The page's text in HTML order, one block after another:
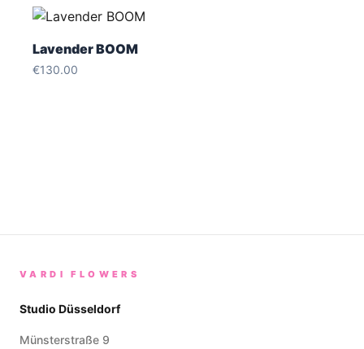
Lavender BOOM
€130.00
VARDI FLOWERS
Studio Düsseldorf
Münsterstraße 9